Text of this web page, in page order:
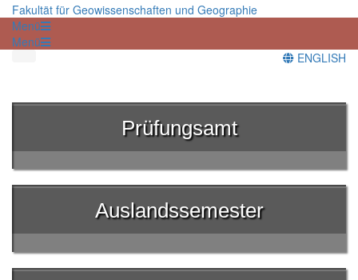
Fakultät für Geowissenschaften und Geographie
Menü
Menü
ENGLISH
Prüfungsamt
Auslandssemester